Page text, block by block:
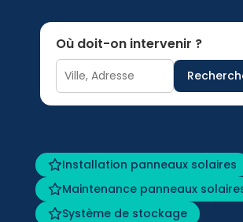
Où doit-on intervenir ?
Installation panneaux solaires
Maintenance panneaux
Système de stockage